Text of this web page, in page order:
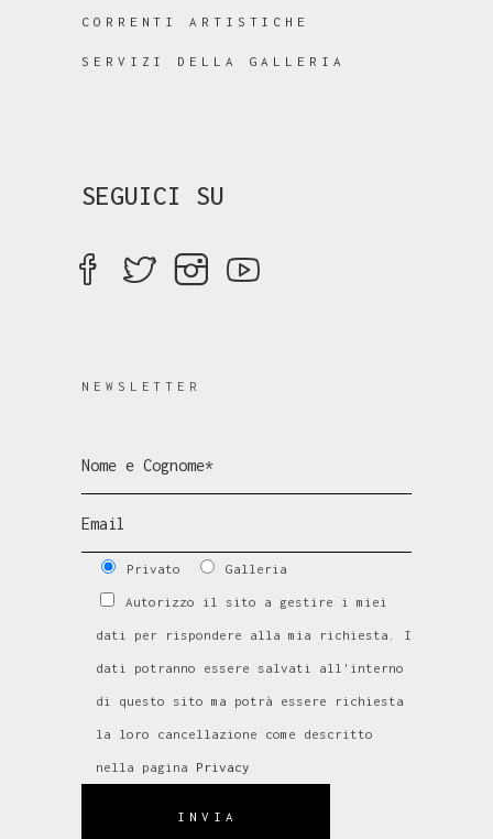
CORRENTI ARTISTICHE
SERVIZI DELLA GALLERIA
SEGUICI SU
NEWSLETTER
Privato Galleria
Autorizzo il sito a gestire i miei
dati per rispondere alla mia richiesta. I
dati potranno essere salvati all'interno
di questo sito ma potrà essere richiesta
la loro cancellazione come descritto
nella pagina Privacy
INVIA